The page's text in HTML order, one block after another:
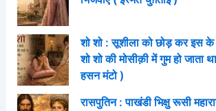
शो शो : सूशीला को छोड़ कर इस
शो शो की मोसीक़ी में गुम हो जाता
हसन मंटो )
रासपुतिन : पाखंडी भिक्षु रूसी